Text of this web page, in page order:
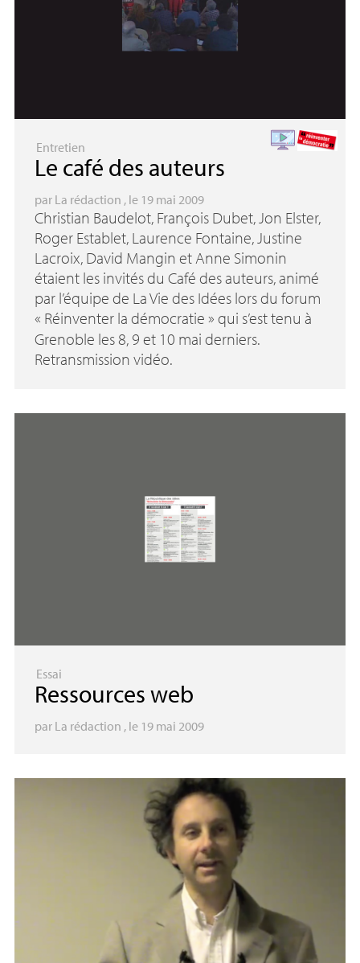
Entretien
Le café des auteurs
par La rédaction , le 19 mai 2009
Christian Baudelot, François Dubet, Jon Elster,
Roger Establet, Laurence Fontaine, Justine
Lacroix, David Mangin et Anne Simonin
étaient les invités du Café des auteurs, animé
par l’équipe de La Vie des Idées lors du forum
« Réinventer la démocratie » qui s’est tenu à
Grenoble les 8, 9 et 10 mai derniers.
Retransmission vidéo.
Essai
Ressources web
par La rédaction , le 19 mai 2009